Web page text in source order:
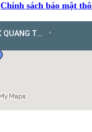
Chính sách bảo mật